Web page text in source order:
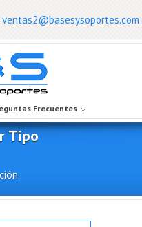
ventas2@basesysoportes.com
Frecuentes
Tipo